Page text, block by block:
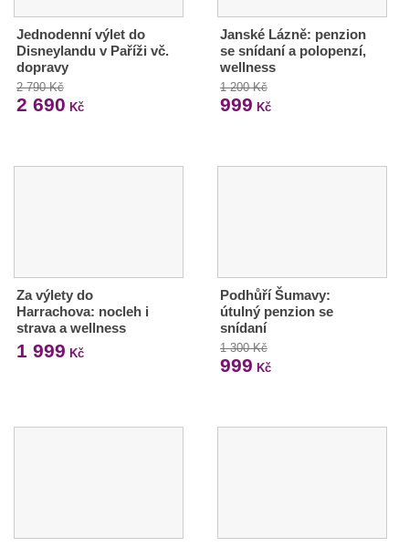
Jednodenní výlet do
Disneylandu v Paříži vč.
dopravy
2 790 Kč
2 690 Kč
Janské Lázně: penzion
se snídaní a polopenzí,
wellness
1 200 Kč
999 Kč
Za výlety do
Harrachova: nocleh i
strava a wellness
1 999 Kč
Podhůří Šumavy:
útulný penzion se
snídaní
1 300 Kč
999 Kč